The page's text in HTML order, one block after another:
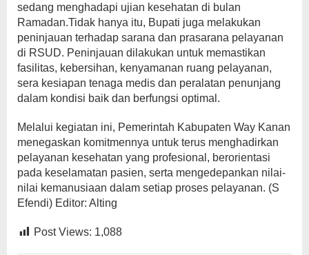
sedang menghadapi ujian kesehatan di bulan
Ramadan.Tidak hanya itu, Bupati juga melakukan
peninjauan terhadap sarana dan prasarana pelayanan
di RSUD. Peninjauan dilakukan untuk memastikan
fasilitas, kebersihan, kenyamanan ruang pelayanan,
sera kesiapan tenaga medis dan peralatan penunjang
dalam kondisi baik dan berfungsi optimal.
Melalui kegiatan ini, Pemerintah Kabupaten Way Kanan
menegaskan komitmennya untuk terus menghadirkan
pelayanan kesehatan yang profesional, berorientasi
pada keselamatan pasien, serta mengedepankan nilai-
nilai kemanusiaan dalam setiap proses pelayanan. (S
Efendi) Editor: Alting
Post Views: 1,088